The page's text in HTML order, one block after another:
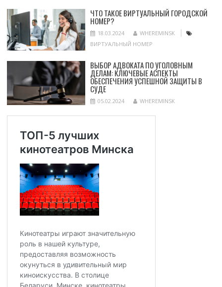
ЧТО ТАКОЕ ВИРТУАЛЬНЫЙ ГОРОДСКОЙ
НОМЕР?
18.03.2024
WHEREMINSK
ВИРТУАЛЬНЫЙ НОМЕР
ВЫБОР АДВОКАТА ПО УГОЛОВНЫМ
ДЕЛАМ: КЛЮЧЕВЫЕ АСПЕКТЫ
ОБЕСПЕЧЕНИЯ УСПЕШНОЙ ЗАЩИТЫ В
СУДЕ
05.02.2024 WHEREMINSK